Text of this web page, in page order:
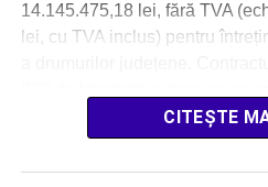
14.145.475,18 lei, fără TVA
lei, cu TVA inclus) pentru
CITEȘTE